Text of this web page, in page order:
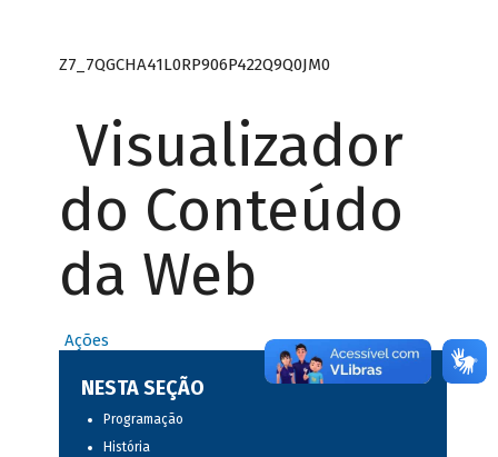
Z7_7QGCHA41L0RP906P422Q9Q0JM0
Visualizador
do Conteúdo
da Web
Ações
NESTA SEÇÃO
Programação
História